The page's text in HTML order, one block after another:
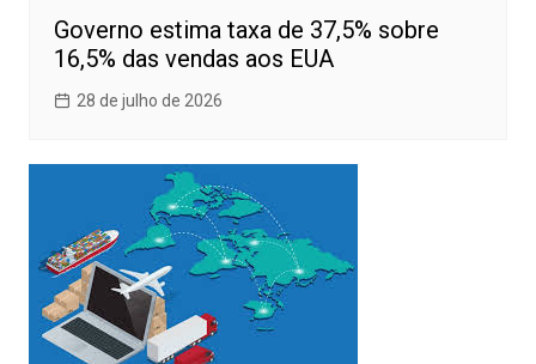
Governo estima taxa de 37,5% sobre
16,5% das vendas aos EUA
28 de julho de 2026